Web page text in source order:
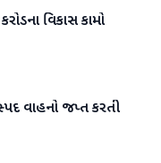
વિકાસ કામો
વાહનો જપ્ત કરતી